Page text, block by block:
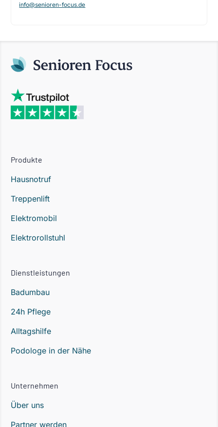
info@senioren-focus.de
Produkte
Hausnotruf
Treppenlift
Elektromobil
Elektrorollstuhl
Dienstleistungen
Badumbau
24h Pflege
Alltagshilfe
Podologe in der Nähe
Unternehmen
Über uns
Partner werden